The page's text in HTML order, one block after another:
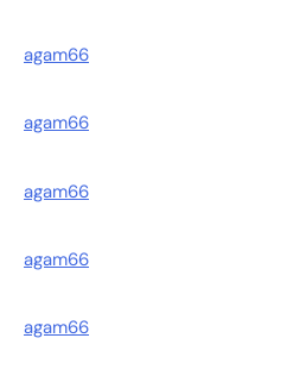
agam66
agam66
agam66
agam66
agam66